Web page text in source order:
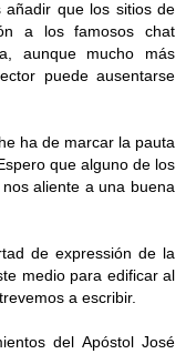
añadir que los sitios de
a los famosos chat
aunque mucho más
puede ausentarse
ha de marcar la pauta
que alguno de los
aliente a una buena
de expressión de la
medio para edificar al
a escribir.
del Apóstol José